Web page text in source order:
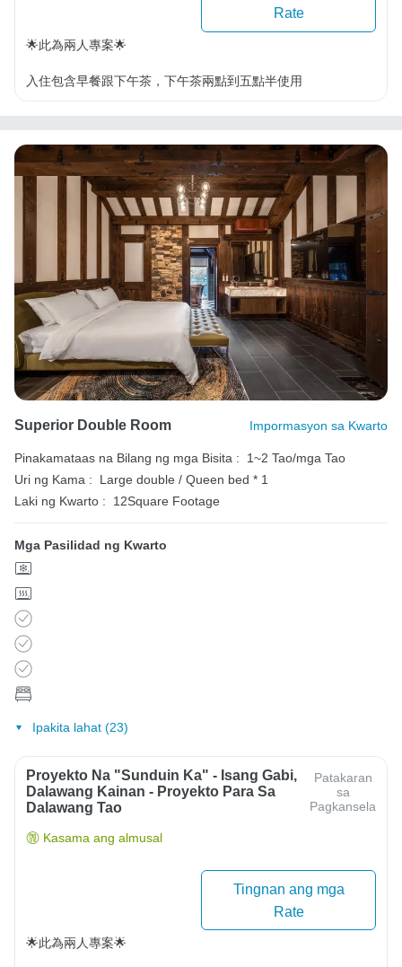
Rate
🌟此為兩人專案🌟
入住包含早餐跟下午茶，下午茶兩點到五點半使用
Superior Double Room Impormasyon sa Kwarto
Pinakamataas na Bilang ng mga Bisita :
1~2 Tao/mga Tao
Uri ng Kama :
Large double / Queen bed * 1
Laki ng Kwarto :
12Square Footage
Mga Pasilidad ng Kwarto
Ipakita lahat (23)
Proyekto Na "Sunduin Ka" - Isang Gabi,
Dalawang Kainan - Proyekto Para Sa
Dalawang Tao
Patakaran
sa
Pagkansela
Kasama ang almusal
Tingnan ang mga
Rate
🌟此為兩人專案🌟